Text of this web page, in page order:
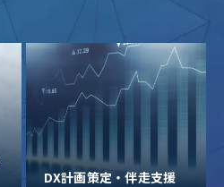
DX計画策定・伴走支援